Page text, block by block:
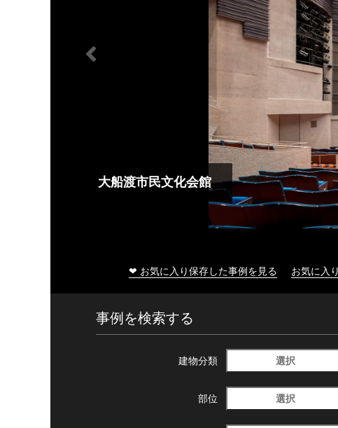
大船渡市民文化会館
❤ お気に入り保存した事例を見る お気に入
事例を検索する
建物分類 選択
部位 選択